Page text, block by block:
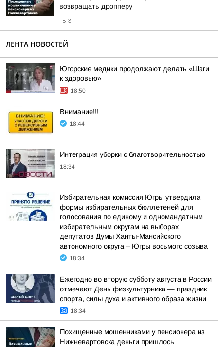
возвращать дропперу
18:31
ЛЕНТА НОВОСТЕЙ
Югорские медики продолжают делать «Шаги
к здоровью»
18:50
Внимание!!!
18:44
Интеграция уборки с благотворительностью
18:34
Избирательная комиссия Югры утвердила
формы избирательных бюллетеней для
голосования по единому и одномандатным
избирательным округам на выборах
депутатов Думы Ханты-Мансийского
автономного округа – Югры восьмого созыва
18:34
Ежегодно во вторую субботу августа в России
отмечают День физкультурника — праздник
спорта, силы духа и активного образа жизни
18:34
Похищенные мошенниками у пенсионера из
Нижневартовска деньги пришлось